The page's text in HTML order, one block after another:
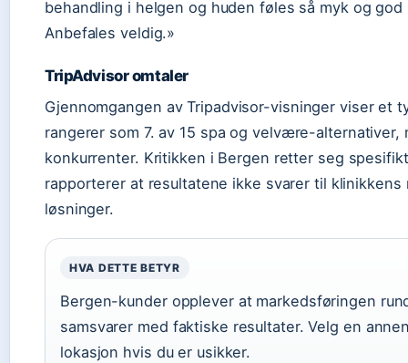
behandling i helgen og huden føles så myk og
Anbefales veldig.»
TripAdvisor omtaler
Gjennomgangen av Tripadvisor-visninger viser et
rangerer som 7. av 15 spa og velvære-
konkurrenter. Kritikken i Bergen retter seg
rapporterer at resultatene ikke svarer til
løsninger.
HVA DETTE BETYR
Bergen-kunder opplever at markedsføringen
samsvarer med faktiske resultater. Velg en
lokasjon hvis du er usikker.